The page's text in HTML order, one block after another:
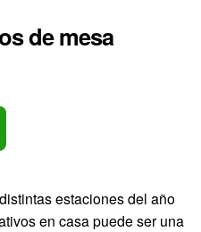
de mesa
estaciones del año
en casa puede ser una